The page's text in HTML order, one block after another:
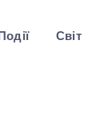
Світ